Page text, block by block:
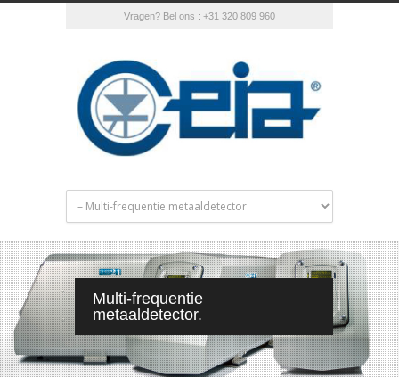
Vragen? Bel ons : +31 320 809 960
Multi-frequentie
metaaldetector.